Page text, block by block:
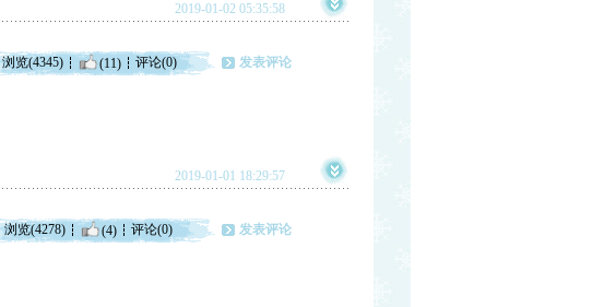
2019-01-02 05:35:58
浏览(4345) (11) 评论(0) 发表评论
2019-01-01 18:29:57
浏览(4278) (4) 评论(0) 发表评论